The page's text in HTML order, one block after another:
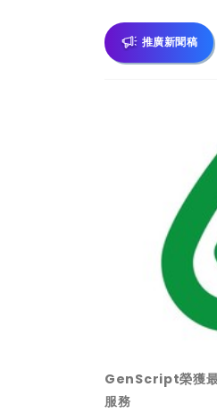
推廣新聞稿
GenScript榮獲最
服務